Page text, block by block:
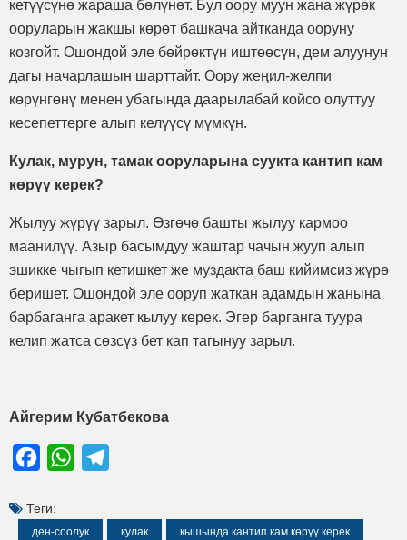
кетүүсүнө жараша бөлүнөт. Бул оору муун жана жүрөк
ооруларын жакшы көрөт башкача айтканда ооруну
козгойт. Ошондой эле бөйрөктүн иштөөсүн, дем алуунун
дагы начарлашын шарттайт. Оору жеңил-желпи
көрүнгөнү менен убагында даарылабай койсо олуттуу
кесепеттерге алып келүүсү мүмкүн.
Кулак, мурун, тамак ооруларына суукта кантип кам
көрүү керек?
Жылуу жүрүү зарыл. Өзгөчө башты жылуу кармоо
маанилүү. Азыр басымдуу жаштар чачын жууп алып
эшикке чыгып кетишкет же муздакта баш кийимсиз жүрө
беришет. Ошондой эле ооруп жаткан адамдын жанына
барбаганга аракет кылуу керек. Эгер барганга туура
келип жатса сөзсүз бет кап тагынуу зарыл.
Айгерим Кубатбекова
FacebookWhatsApp
Теги:
ден-соолук кулак кышында кантип кам көрүү керек